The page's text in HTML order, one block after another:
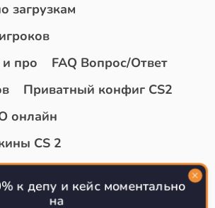
загрузкам
про
FAQ Вопрос/Ответ
Приватный конфиг CS2
онлайн
CS 2
КС 2
О проекте
к депу и кейс моментально
на